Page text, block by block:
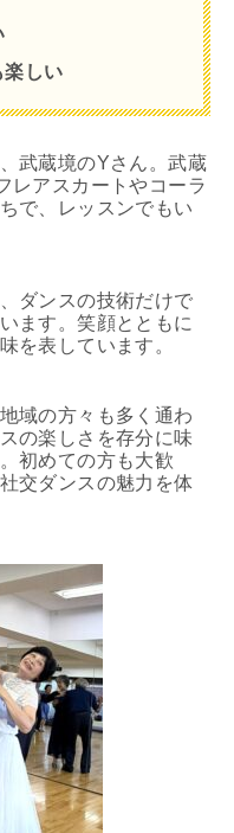
楽しい
武蔵境のYさん。武蔵
レアスカートやコーラ
で、レッスンでもい
ダンスの技術だけで
ます。笑顔とともに
を表しています。
域の方々も多く通わ
の楽しさを存分に味
初めての方も大歓
交ダンスの魅力を体